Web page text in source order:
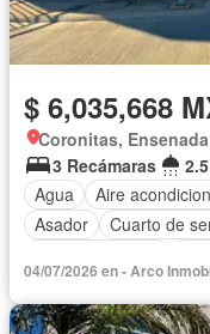
$ 6,035,668
Coronitas, Ensenada
3 Recámaras
Agua
Aire
Asador
Cuarto de
Vista panorámica